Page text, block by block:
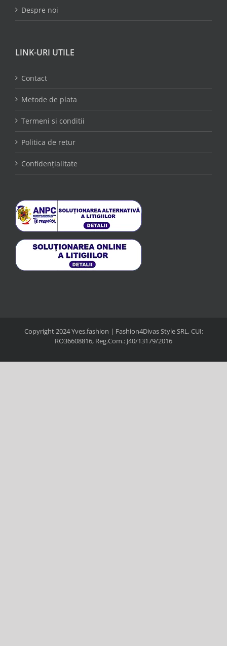
Despre noi
LINK-URI UTILE
Contact
Metode de plata
Termeni si conditii
Politica de retur
Confidențialitate
Copyright 2024 Yves.fashion | Fashion4Divas Style SRL, CUI:
RO36608816, Reg.Com.: J40/13179/2016